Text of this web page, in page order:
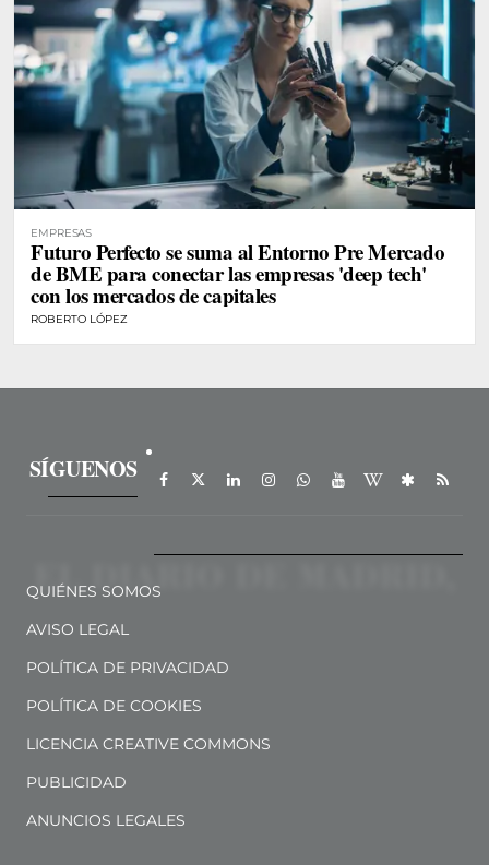
EMPRESAS
Futuro Perfecto se suma al Entorno Pre Mercado
de BME para conectar las empresas 'deep tech'
con los mercados de capitales
ROBERTO LÓPEZ
SÍGUENOS
QUIÉNES SOMOS
AVISO LEGAL
POLÍTICA DE PRIVACIDAD
POLÍTICA DE COOKIES
LICENCIA CREATIVE COMMONS
PUBLICIDAD
ANUNCIOS LEGALES